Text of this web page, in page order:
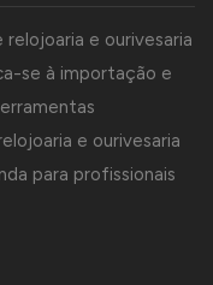
e ourivesaria
se à importação e
e ourivesaria
para profissionais